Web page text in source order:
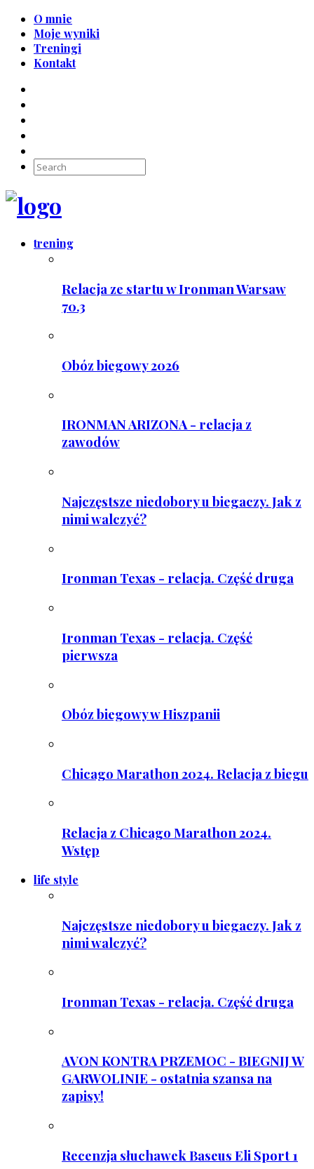
O mnie
Moje wyniki
Treningi
Kontakt
trening
Relacja ze startu w Ironman Warsaw
70.3
Obóz biegowy 2026
IRONMAN ARIZONA - relacja z
zawodów
Najczęstsze niedobory u biegaczy. Jak z
nimi walczyć?
Ironman Texas - relacja. Część druga
Ironman Texas - relacja. Część
pierwsza
Obóz biegowy w Hiszpanii
Chicago Marathon 2024. Relacja z biegu
Relacja z Chicago Marathon 2024.
Wstęp
life style
Najczęstsze niedobory u biegaczy. Jak z
nimi walczyć?
Ironman Texas - relacja. Część druga
AVON KONTRA PRZEMOC - BIEGNIJ W
GARWOLINIE - ostatnia szansa na
zapisy!
Recenzja słuchawek Baseus Eli Sport 1